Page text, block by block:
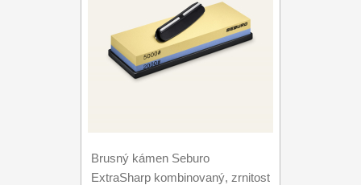
Brusný kámen Seburo
ExtraSharp kombinovaný, zrnitost